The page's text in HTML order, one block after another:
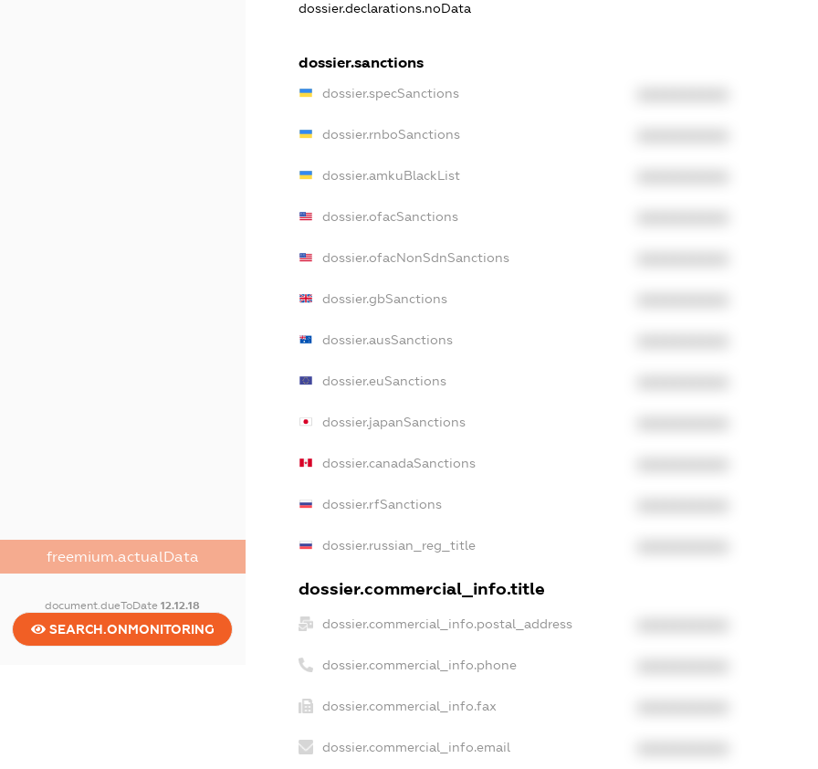
freemium.actualData
document.dueToDate12.12.18
SEARCH.ONMONITORING
dossier.declarations.noData
dossier.sanctions
dossier.specSanctions
dossier.rnboSanctions
dossier.amkuBlackList
dossier.ofacSanctions
dossier.ofacNonSdnSanctions
dossier.gbSanctions
dossier.ausSanctions
dossier.euSanctions
dossier.japanSanctions
dossier.canadaSanctions
dossier.rfSanctions
dossier.russian_reg_title
dossier.commercial_info.title
dossier.commercial_info.postal_address
dossier.commercial_info.phone
dossier.commercial_info.fax
dossier.commercial_info.email